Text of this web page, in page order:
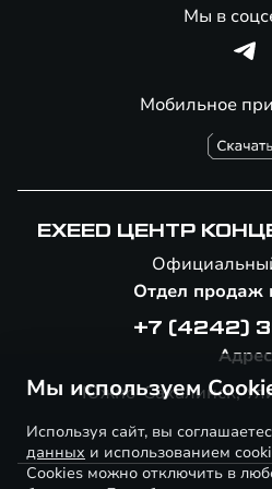
Мобильное
Мы в
EXEED ЦЕНТР
Отдел продаж
+7 (4242)
Адрес
Южно-Сахалинск,
Мы используем
Используя сайт, вы
данных и использованием
Cookies можно отключить в